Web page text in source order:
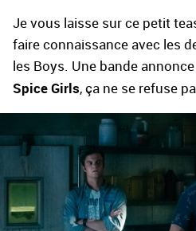
Je vous laisse sur ce petit
faire connaissance avec les
les Boys. Une bande
Spice Girls, ça ne se refuse